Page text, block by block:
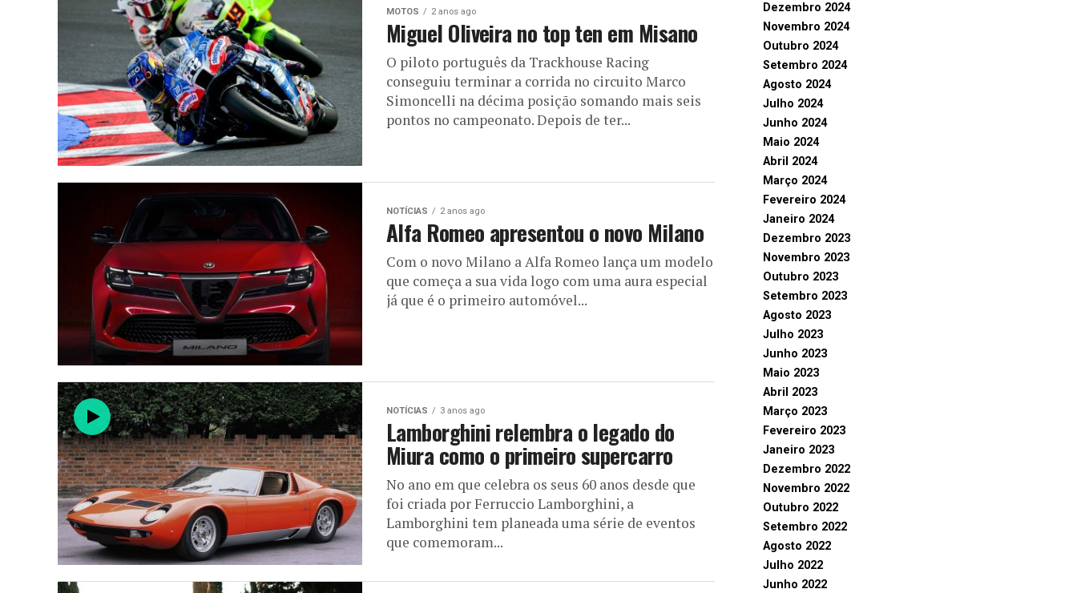
MOTOS 2 anos ago
Miguel Oliveira no top ten em Misano
O piloto português da Trackhouse Racing
conseguiu terminar a corrida no circuito Marco
Simoncelli na décima posição somando mais seis
pontos no campeonato. Depois de ter...
NOTÍCIAS 2 anos ago
Alfa Romeo apresentou o novo Milano
Com o novo Milano a Alfa Romeo lança um modelo
que começa a sua vida logo com uma aura especial
já que é o primeiro automóvel...
NOTÍCIAS 3 anos ago
Lamborghini relembra o legado do
Miura como o primeiro supercarro
No ano em que celebra os seus 60 anos desde que
foi criada por Ferruccio Lamborghini, a
Lamborghini tem planeada uma série de eventos
que comemoram...
Dezembro 2024
Novembro 2024
Outubro 2024
Setembro 2024
Agosto 2024
Julho 2024
Junho 2024
Maio 2024
Abril 2024
Março 2024
Fevereiro 2024
Janeiro 2024
Dezembro 2023
Novembro 2023
Outubro 2023
Setembro 2023
Agosto 2023
Julho 2023
Junho 2023
Maio 2023
Abril 2023
Março 2023
Fevereiro 2023
Janeiro 2023
Dezembro 2022
Novembro 2022
Outubro 2022
Setembro 2022
Agosto 2022
Julho 2022
Junho 2022